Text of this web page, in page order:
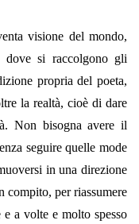
visione del mondo,
si raccolgono gli
propria del poeta,
la realtà, cioè di dare
Non bisogna avere il
seguire quelle mode
in una direzione
compito, per riassumere
a volte e molto spesso